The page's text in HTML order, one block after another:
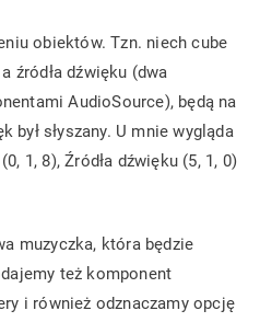
obiektów. Tzn. niech cube
źródła dźwięku (dwa
AudioSource), będą na
był słyszany. U mnie wygląda
1, 8), Źródła dźwięku (5, 1, 0)
muzyczka, która będzie
też komponent
i również odznaczamy opcję